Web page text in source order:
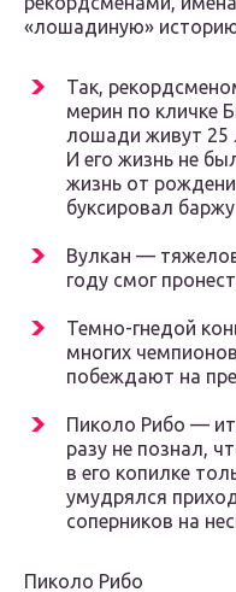
«лошадиную»
Так,
мерин по кличке
лошади живут 25
И его жизнь не
жизнь от
буксировал
Вулкан —
году смог
Темно-гнедой
многих
побеждают на
Пиколо Рибо —
разу не познал,
в его копилке
умудрялся
соперников на
Пиколо Рибо